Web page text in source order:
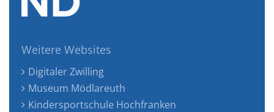
Weitere Websites
Digitaler Zwilling
Museum Mödlareuth
Kindersportschule Hochfranken